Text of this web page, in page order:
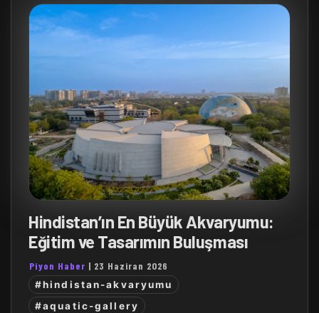
Hindistan’ın En Büyük Akvaryumu:
Eğitim ve Tasarımın Buluşması
Piyon Haber | 23 Haziran 2026
#hindistan-akvaryumu
#aquatic-gallery